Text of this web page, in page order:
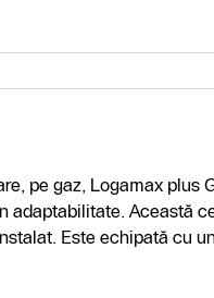
pe gaz, Logamax plus
adaptabilitate. Această
Este echipată cu